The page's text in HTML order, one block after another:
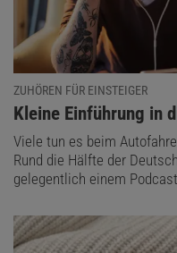
ZUHÖREN FÜR EINSTEIGER
:
Kleine Einführung in
Viele tun es beim
Rund die Hälfte der
gelegentlich einem